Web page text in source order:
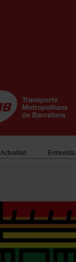
Actualitat Entrevista